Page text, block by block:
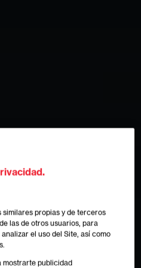
similares propias y de terceros
las de otros usuarios, para
el uso del Site, así como
mostrarte publicidad